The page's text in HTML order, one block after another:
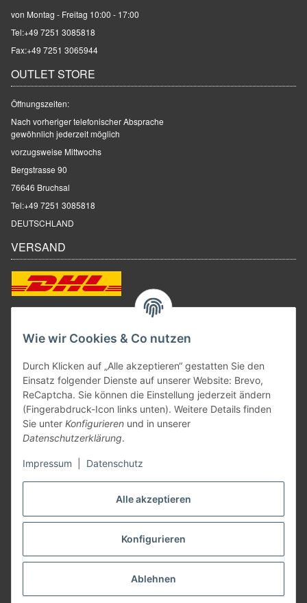
Alle akzeptieren
Konfigurieren
Ablehnen
Wie wir Cookies & Co nutzen
Durch Klicken auf „Alle akzeptieren“ gestatten Sie den
Einsatz folgender Dienste auf unserer Website: Brevo,
ReCaptcha. Sie können die Einstellung jederzeit ändern
(Fingerabdruck-Icon links unten). Weitere Details finden
Sie unter Konfigurieren und in unserer
Datenschutzerklärung.
Impressum Datenschutz
von Montag - Freitag 10:00 - 17:00
Tel:+49 7251 3085818
Fax:+49 7251 3065944
OUTLET STORE
Öffnungszeiten:
Nach vorheriger telefonischer Absprache
gewöhnlich jederzeit möglich
vorzugsweise Mittwochs
Bergstrasse 90
76646 Bruchsal
Tel:+49 7251 3085818
DEUTSCHLAND
VERSAND
Vertrag widerrufen
* Alle Preise inkl. gesetzlicher USt., zzgl.Versand
Informationen zur Berechnung des Liefertermins siehe hier: